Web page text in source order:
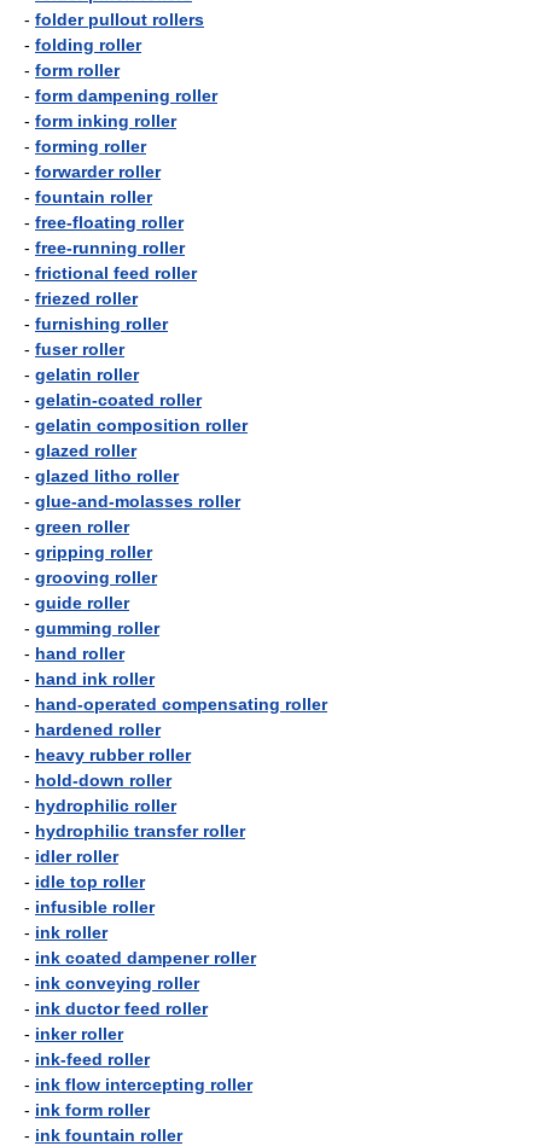
- folder pullout rollers
- folding roller
- form roller
- form dampening roller
- form inking roller
- forming roller
- forwarder roller
- fountain roller
- free-floating roller
- free-running roller
- frictional feed roller
- friezed roller
- furnishing roller
- fuser roller
- gelatin roller
- gelatin-coated roller
- gelatin composition roller
- glazed roller
- glazed litho roller
- glue-and-molasses roller
- green roller
- gripping roller
- grooving roller
- guide roller
- gumming roller
- hand roller
- hand ink roller
- hand-operated compensating roller
- hardened roller
- heavy rubber roller
- hold-down roller
- hydrophilic roller
- hydrophilic transfer roller
- idler roller
- idle top roller
- infusible roller
- ink roller
- ink coated dampener roller
- ink conveying roller
- ink ductor feed roller
- inker roller
- ink-feed roller
- ink flow intercepting roller
- ink form roller
- ink fountain roller